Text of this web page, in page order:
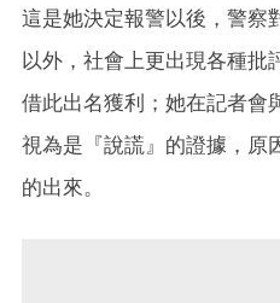
這是她決定報警以後，警察
以外，社會上更出現各種批
借此出名獲利；她在記者會
視為是『說謊』的證據，原
的出來。